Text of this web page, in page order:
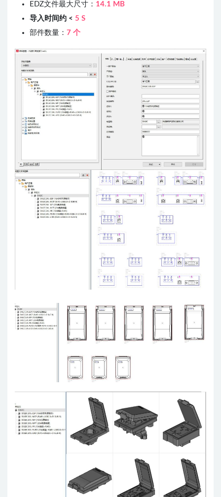
EDZ文件最大尺寸： 14.1 MB
导入时间约 < 5 S
部件数量： 7 个